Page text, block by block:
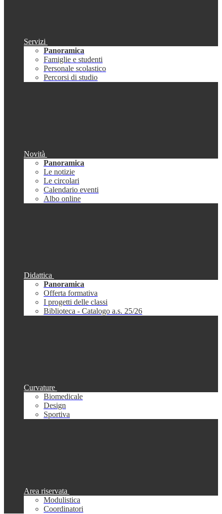
Servizi
Panoramica
Famiglie e studenti
Personale scolastico
Percorsi di studio
Novità
Panoramica
Le notizie
Le circolari
Calendario eventi
Albo online
Didattica
Panoramica
Offerta formativa
I progetti delle classi
Biblioteca - Catalogo a.s. 25/26
Curvature
Biomedicale
Design
Sportiva
Area riservata
Modulistica
Coordinatori